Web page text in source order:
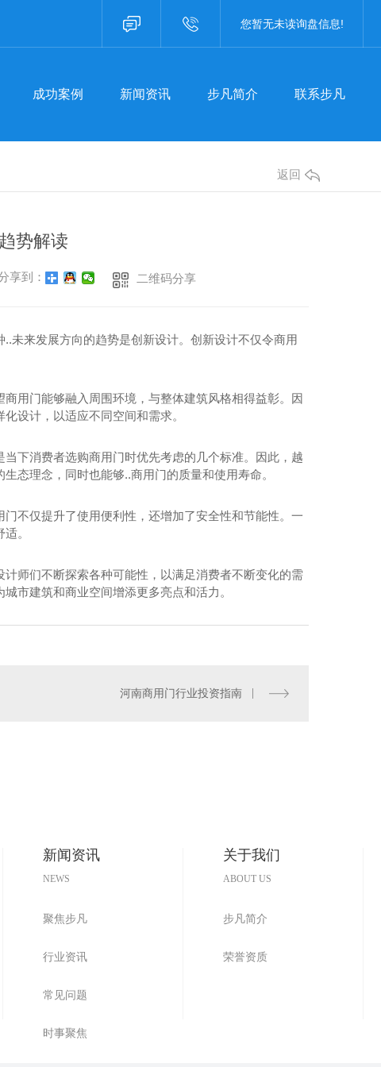
您暂无未读询盘信息!
成功案例 新闻资讯
行业资讯 行业资讯
常见问题
时事聚焦
步凡简介 联系步凡
返回
势解读
享到： 二维码分享
未来发展方向的趋势是创新设计。创新设计不仅令商用
用门能够融入周围环境，与整体建筑风格相得益彰。因
设计，以适应不同空间和需求。
下消费者选购商用门时优先考虑的几个标准。因此，越
态理念，同时也能够..商用门的质量和使用寿命。
不仅提升了使用便利性，还增加了安全性和节能性。一
。
师们不断探索各种可能性，以满足消费者不断变化的需
市建筑和商业空间增添更多亮点和活力。
河南商用门行业投资指南
新闻资讯
NEWS
聚焦步凡
行业资讯
常见问题
时事聚焦
关于我们
ABOUT US
步凡简介
荣誉资质